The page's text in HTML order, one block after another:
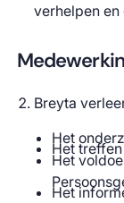
verhelpen
Breyta
Het
Het
Het
Het